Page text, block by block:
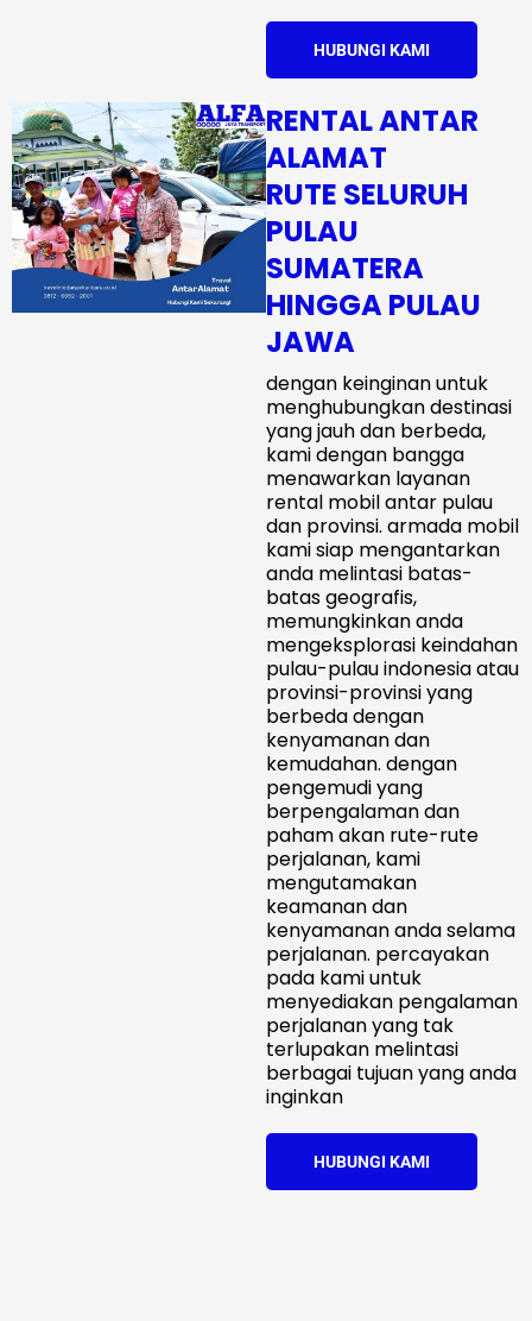
HUBUNGI KAMI
RENTAL ANTAR
ALAMAT
RUTE SELURUH
PULAU
SUMATERA
HINGGA PULAU
JAWA
dengan keinginan untuk
menghubungkan destinasi
yang jauh dan berbeda,
kami dengan bangga
menawarkan layanan
rental mobil antar pulau
dan provinsi. armada mobil
kami siap mengantarkan
anda melintasi batas-
batas geografis,
memungkinkan anda
mengeksplorasi keindahan
pulau-pulau indonesia atau
provinsi-provinsi yang
berbeda dengan
kenyamanan dan
kemudahan. dengan
pengemudi yang
berpengalaman dan
paham akan rute-rute
perjalanan, kami
mengutamakan
keamanan dan
kenyamanan anda selama
perjalanan. percayakan
pada kami untuk
menyediakan pengalaman
perjalanan yang tak
terlupakan melintasi
berbagai tujuan yang anda
inginkan
HUBUNGI KAMI